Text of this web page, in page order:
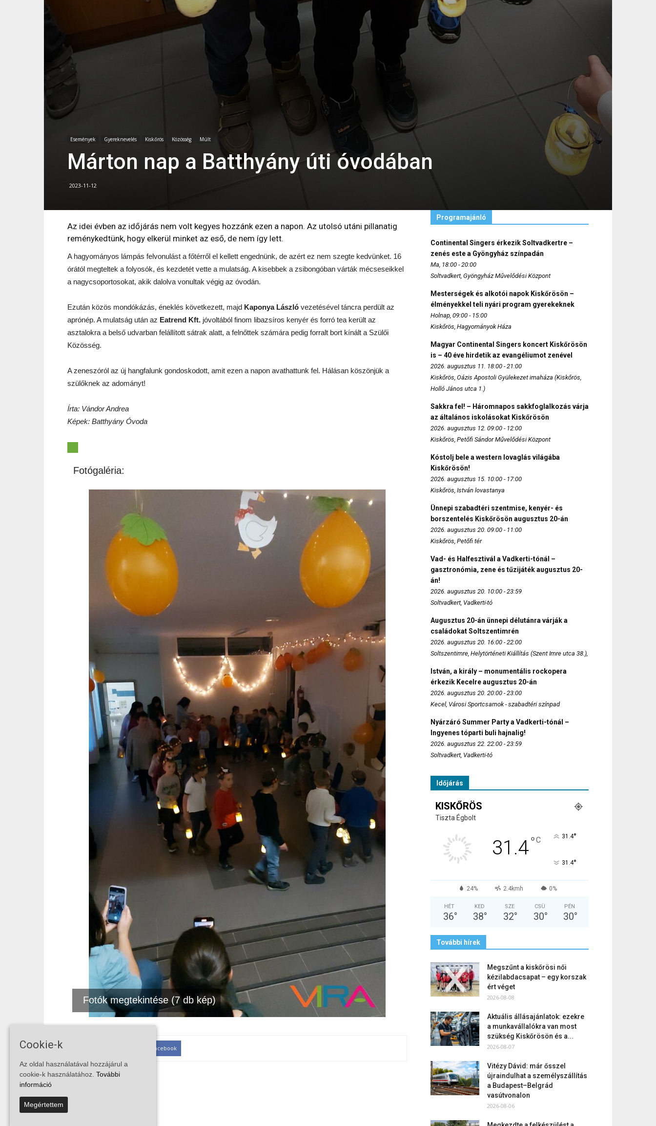
Események Gyereknevelés Kiskőrös Közösség Múlt
Márton nap a Batthyány úti óvodában
2023-11-12
Az idei évben az időjárás nem volt kegyes hozzánk ezen a napon. Az utolsó utáni pillanatig
reménykedtünk, hogy elkerül minket az eső, de nem így lett.
A hagyományos lámpás felvonulást a főtérről el kellett engednünk, de azért ez nem szegte kedvünket. 16
órától megteltek a folyosók, és kezdetét vette a mulatság. A kisebbek a zsibongóban várták mécseseikkel
a nagycsoportosokat, akik dalolva vonultak végig az óvodán.
Ezután közös mondókázás, éneklés következett, majd Kaponya László vezetésével táncra perdült az
aprónép. A mulatság után az Eatrend Kft. jóvoltából finom libazsíros kenyér és forró tea került az
asztalokra a belső udvarban felállított sátrak alatt, a felnőttek számára pedig forralt bort kínált a Szülői
Közösség.
A zeneszóról az új hangfalunk gondoskodott, amit ezen a napon avathattunk fel. Hálásan köszönjük a
szülőknek az adományt!
Írta: Vándor Andrea
Képek: Batthyány Óvoda
Fotógaléria:
Fotók megtekintése (7 db kép)
Facebook
Programajánló
Continental Singers érkezik Soltvadkertre –
zenés este a Gyöngyház színpadán
Ma, 18:00 - 20:00
Soltvadkert, Gyöngyház Művelődési Központ
Mesterségek és alkotói napok Kiskőrösön –
élményekkel teli nyári program gyerekeknek
Holnap, 09:00 - 15:00
Kiskőrös, Hagyományok Háza
Magyar Continental Singers koncert Kiskőrösön
is – 40 éve hirdetik az evangéliumot zenével
2026. augusztus 11. 18:00 - 21:00
Kiskőrös, Oázis Apostoli Gyülekezet imaháza (Kiskőrös,
Holló János utca 1.)
Sakkra fel! – Háromnapos sakkfoglalkozás várja
az általános iskolásokat Kiskőrösön
2026. augusztus 12. 09:00 - 12:00
Kiskőrös, Petőfi Sándor Művelődési Központ
Kóstolj bele a western lovaglás világába
Kiskőrösön!
2026. augusztus 15. 10:00 - 17:00
Kiskőrös, István lovastanya
Ünnepi szabadtéri szentmise, kenyér- és
borszentelés Kiskőrösön augusztus 20-án
2026. augusztus 20. 09:00 - 11:00
Kiskőrös, Petőfi tér
Vad- és Halfesztivál a Vadkerti-tónál –
gasztronómia, zene és tűzijáték augusztus 20-
án!
2026. augusztus 20. 10:00 - 23:59
Soltvadkert, Vadkerti-tó
Augusztus 20-án ünnepi délutánra várják a
családokat Soltszentimrén
2026. augusztus 20. 16:00 - 22:00
Soltszentimre, Helytörténeti Kiállítás (Szent Imre utca 38.),
István, a király – monumentális rockopera
érkezik Kecelre augusztus 20-án
2026. augusztus 20. 20:00 - 23:00
Kecel, Városi Sportcsarnok - szabadtéri színpad
Nyárzáró Summer Party a Vadkerti-tónál –
Ingyenes tóparti buli hajnalig!
2026. augusztus 22. 22:00 - 23:59
Soltvadkert, Vadkerti-tó
Időjárás
KISKŐRÖS
Tiszta Égbolt
31.4°C 31.4°
31.4°
24% 2.4kmh 0%
HÉT
36°
KED
38°
SZE
32°
CSÜ
30°
PÉN
30°
További hírek
Megszűnt a kiskőrösi női
kézilabdacsapat – egy korszak
ért véget
2026-08-08
Aktuális állásajánlatok: ezekre
a munkavállalókra van most
szükség Kiskőrösön és a...
2026-08-07
Vitézy Dávid: már ősszel
újraindulhat a személyszállítás
a Budapest–Belgrád
vasútvonalon
2026-08-06
Cookie-k
Az oldal használatával hozzájárul a
cookie-k használatához. További
információ
Megértettem